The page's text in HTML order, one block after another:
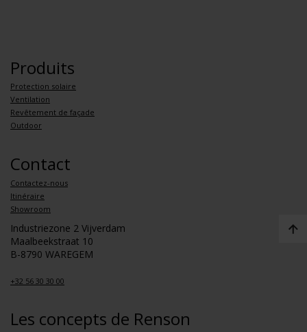
Produits
Protection solaire
Ventilation
Revêtement de façade
Outdoor
Contact
Contactez-nous
Itinéraire
Showroom
Industriezone 2 Vijverdam
Maalbeekstraat 10
B-8790 WAREGEM
+32 56 30 30 00
Les concepts de Renson